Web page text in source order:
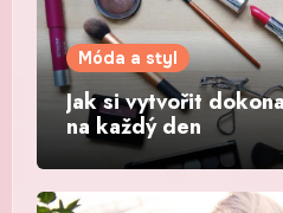
Móda a styl
Jak si vytvořit
na každý den